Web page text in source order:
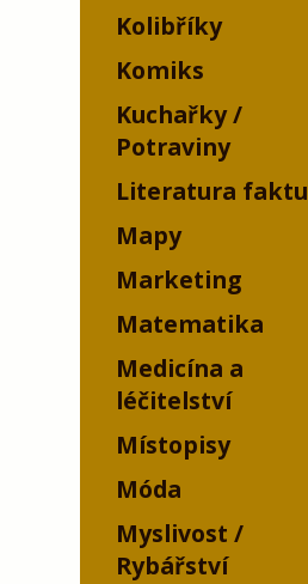
Kolibříky
Komiks
Kuchařky /
Potraviny
Literatura faktu
Mapy
Marketing
Matematika
Medicína a
léčitelství
Místopisy
Móda
Myslivost /
Rybářství